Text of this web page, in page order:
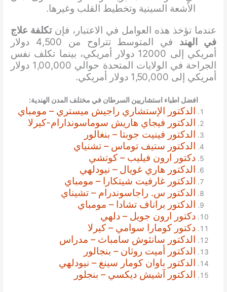
الأشعة السينية وتخطيط القلب وغيرها.
عندما تؤخذ هذه العوامل في الاعتبار، فإنتكلفة علاج
في الهند
في المتوسط تتراوح من 4,500 دولار
أمريكي إلى 12000 دولار أمريكي، بينما تكلف نفس
الجراحة في الولايات المتحدة حوالي 1,00,000 دولار
أمريكي إلى 1,50,000 دولار أمريكي.
افضل اطباء استشاريين السرطان في مختلف المدن الهندية:
الدكتور الإستشاري راجيش ميستري – مومباي
الدكتور فيجاي هاريش سوماسوندارام-كيرلا
الدكتور فينيت جوبتا – بنغالور
الدكتور ستيف توماس – تشنياي
دكتور ارون فيليب – كوتشي
الدكتور هاري غويال – نيودلهي
الدكتور غارفيت شيتكارا – مومباي
الدكتور س. راجاسوندرام – تشيناي
الدكتور براناف تشادا – مومباي
دكتور ارون جويل – دلهي
دكتور كومارا سوامي – كيرلا
الدكتور سانثوش سامباث – مدراس
الدكتور أميت روثان – بنجالور
الدكتور باوان كومار سينغ – نيودلهي
الدكتور آشيش ديكسي – بنجلور